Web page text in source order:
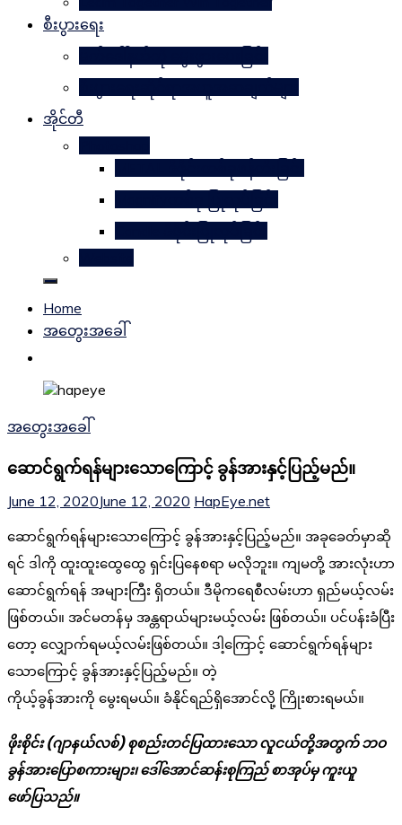
စီးပွားရေး
အိုင်တီ
Home
အတွေးအခေါ်
အတွေးအခေါ်
ဆောင်ရွက်ရန်များသောကြောင့် ခွန်အားနှင့်ပြည့်မည်။
June 12, 2020June 12, 2020 HapEye.net
ဆောင်ရွက်ရန်များသောကြောင့် ခွန်အားနှင့်ပြည့်မည်။ အခုခေတ်မှာဆို
ရင် ဒါကို ထူးထူးထွေထွေ ရှင်းပြနေစရာ မလိုဘူး။ ကျမတို့ အားလုံးဟာ
ဆောင်ရွက်ရန် အများကြီး ရှိတယ်။ ဒီမိုကရေစီလမ်းဟာ ရှည်မယ့်လမ်း
ဖြစ်တယ်။ အင်မတန်မှ အန္တရာယ်များမယ့်လမ်း ဖြစ်တယ်။ ပင်ပန်းခံပြီး
တော့ လျှောက်ရမယ့်လမ်းဖြစ်တယ်။ ဒါ့ကြောင့် ဆောင်ရွက်ရန်များ
သောကြောင့် ခွန်အားနှင့်ပြည့်မည်။ တဲ့
ကိုယ့်ခွန်အားကို မွေးရမယ်။ ခံနိုင်ရည်ရှိအောင်လို့ ကြိုးစားရမယ်။
ဖိုးစိုင်း (ဂျာနယ်လစ်) စုစည်းတင်ပြထားသော လူငယ်တို့အတွက် ဘဝ
ခွန်အားပြောစကားများ၊ ဒေါ်အောင်ဆန်းစုကြည် စာအုပ်မှ ကူးယူ
ဖော်ပြသည်။